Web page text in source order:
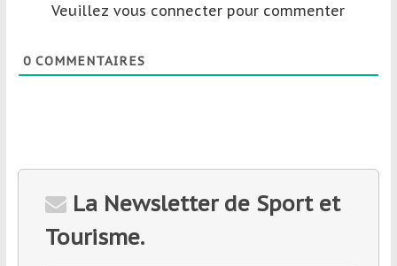
Veuillez vous connecter pour commenter
0COMMENTAIRES
La Newsletter de Sport et
Tourisme.